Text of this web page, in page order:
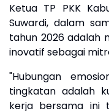
​Ketua TP PKK
Suwardi, dalam
tahun 2026 adalah
inovatif sebagai
​"Hubungan
tingkatan adalah
kerja bersama ini